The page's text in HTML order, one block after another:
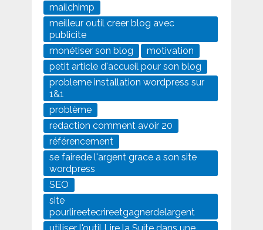
mailchimp
meilleur outil creer blog avec
publicite
monétiser son blog
motivation
petit article d'accueil pour son blog
probleme installation wordpress sur
1&1
problème
redaction comment avoir 20
référencement
se fairede l'argent grace a son site
wordpress
SEO
site
pourlireetecrireetgagnerdelargent